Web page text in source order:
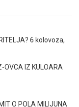
6 kolovoza,
OVCA IZ KULOARA
O POLA MILIJUNA